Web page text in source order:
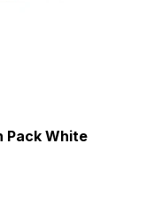
Pack White